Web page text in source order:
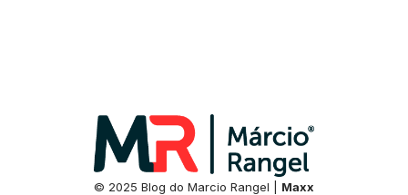
© 2025 Blog do Marcio Rangel | Maxx